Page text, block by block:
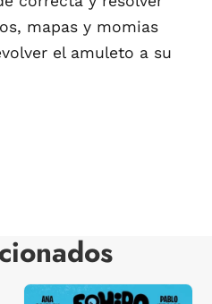
mapas y momias
el amuleto a su